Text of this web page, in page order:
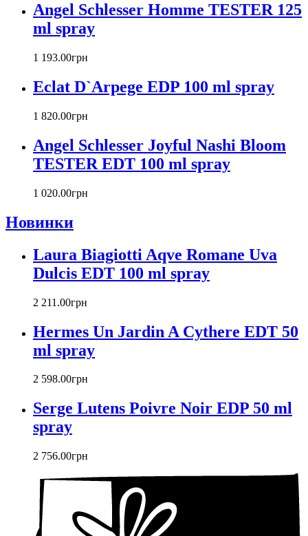
Bvlgari
Byblos
Byredo
Cacharel
Canali
Carla Fracci
Carlos Moya
Caron
Cartier
Chanel
Charriol
Chloe
Chopard
Christian Audigier
Christian Dior
Christian Lacroix
Cindy Crawford
Clinique
Clive Christian
CnR Create
Comme Des Garcons
Costume National
Couch
Courreges
Cristiano Ronaldo
Cristobal Balenciaga
Cuarzo Signature
Cuba Paris
D'orsay
Angel Schlesser Homme TESTER 125
ml spray
1 193.00грн
Eclat D`Arpege EDP 100 ml spray
1 820.00грн
Angel Schlesser Joyful Nashi Bloom
TESTER EDT 100 ml spray
1 020.00грн
Новинки
Laura Biagiotti Aqve Romane Uva
Dulcis EDT 100 ml spray
2 211 .00грн
Hermes Un Jardin A Cythere EDT 50
ml spray
2 598.00грн
Serge Lutens Poivre Noir EDP 50 ml
spray
2 756.00грн